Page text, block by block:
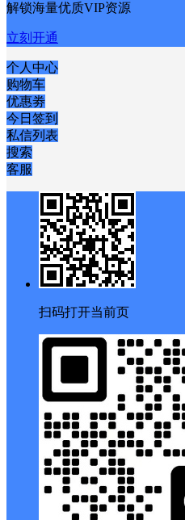
解锁会员权限
开通会员
解锁海量优质VIP资源
立刻开通
个人中心
购物车
今日签到
私信列表
扫码打开当前页